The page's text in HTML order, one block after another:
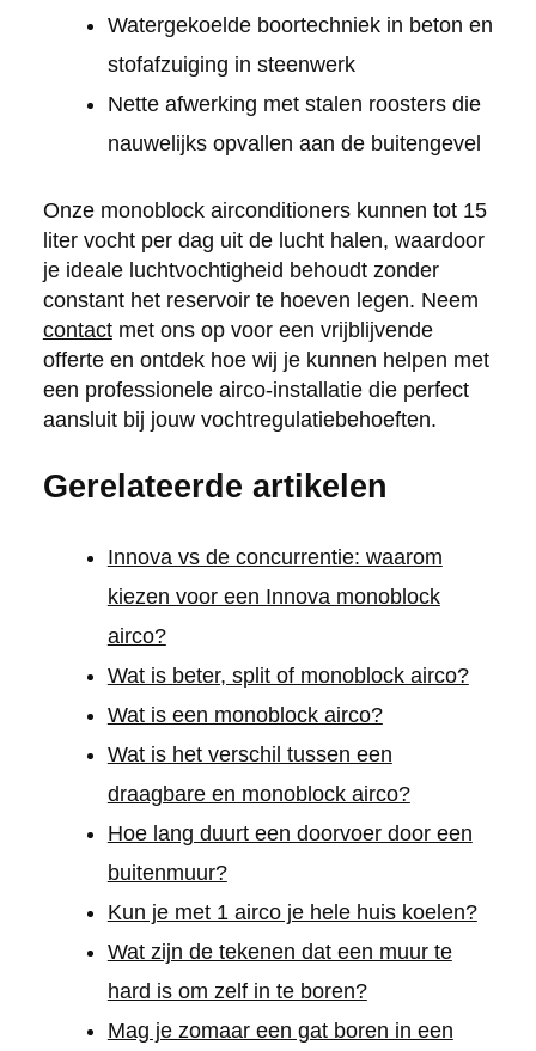
Watergekoelde boortechniek in beton en
stofafzuiging in steenwerk
Nette afwerking met stalen roosters die
nauwelijks opvallen aan de buitengevel
Onze monoblock airconditioners kunnen tot 15
liter vocht per dag uit de lucht halen, waardoor
je ideale luchtvochtigheid behoudt zonder
constant het reservoir te hoeven legen. Neem
contactmet ons op voor een vrijblijvende
offerte en ontdek hoe wij je kunnen helpen met
een professionele airco-installatie die perfect
aansluit bij jouw vochtregulatiebehoeften.
Gerelateerde artikelen
Innova vs de concurrentie: waarom
kiezen voor een Innova monoblock
airco?
Wat is beter, split of monoblock airco?
Wat is een monoblock airco?
Wat is het verschil tussen een
draagbare en monoblock airco?
Hoe lang duurt een doorvoer door een
buitenmuur?
Kun je met 1 airco je hele huis koelen?
Wat zijn de tekenen dat een muur te
hard is om zelf in te boren?
Mag je zomaar een gat boren in een